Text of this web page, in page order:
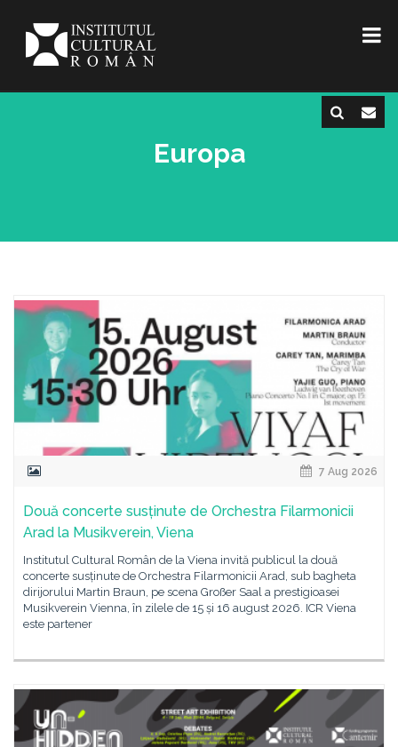
Europa
7 Aug 2026
Două concerte susținute de Orchestra Filarmonicii
Arad la Musikverein, Viena
Institutul Cultural Român de la Viena invită publicul la două
concerte susținute de Orchestra Filarmonicii Arad, sub bagheta
dirijorului Martin Braun, pe scena Großer Saal a prestigioasei
Musikverein Vienna, în zilele de 15 și 16 august 2026. ICR Viena
este partener